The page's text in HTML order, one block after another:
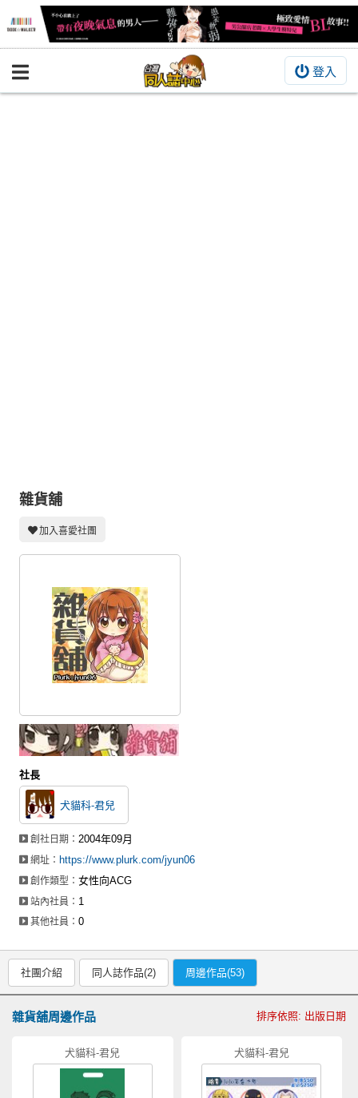
登入
BOOKY書集倉庫
攤位轉讓區
會員功能選單
會員中心
註冊會員
登入
雜貨舖
加入喜愛社團
社長
犬貓科-君兒
創社日期：2004年09月
網址： https://www.plurk.com/jyun06
創作類型：女性向ACG
站內社員： 1
其他社員：0
社團介紹 同人誌作品(2) 周邊作品(53)
雜貨舖周邊作品 排序依照: 出版日期
犬貓科-君兒 犬貓科-君兒